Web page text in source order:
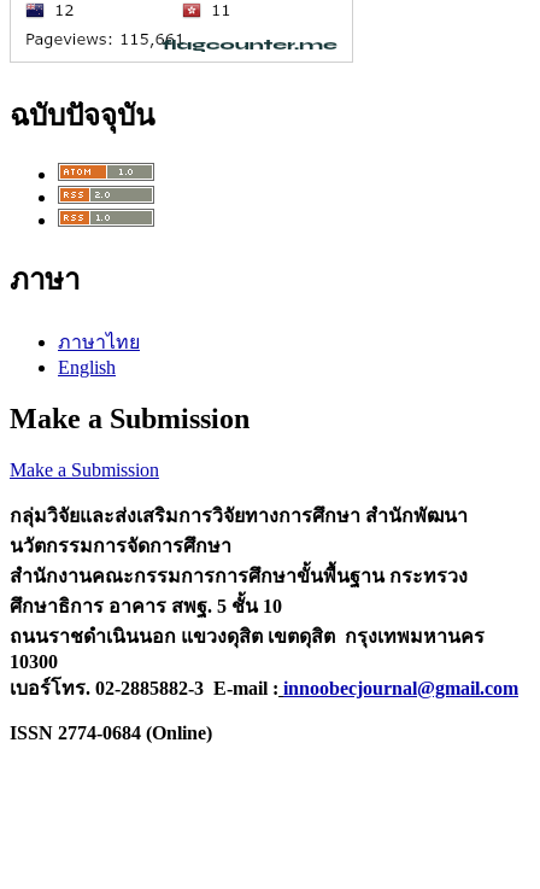
ฉบับปัจจุบัน
ภาษา
ภาษาไทย
English
Make a Submission
Make a Submission
กลุ่มวิจัยและส่งเสริมการวิจัยทางการศึกษา สำนักพัฒนา
นวัตกรรมการจัดการศึกษา
สำนักงานคณะกรรมการการศึกษาขั้นพื้นฐาน กระทรวง
ศึกษาธิการ อาคาร สพฐ. 5 ชั้น 10
ถนนราชดำเนินนอก แขวงดุสิต เขตดุสิต กรุงเทพมหานคร
10300
เบอร์โทร. 02-2885882-3 E-mail : innoobecjournal@gmail.com
ISSN 2774-0684 (Online)